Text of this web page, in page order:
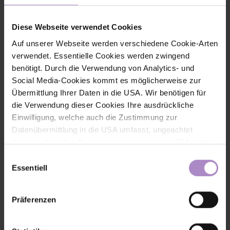
Diese Webseite verwendet Cookies
Auf unserer Webseite werden verschiedene Cookie-Arten
verwendet. Essentielle Cookies werden zwingend
benötigt. Durch die Verwendung von Analytics- und
Social Media-Cookies kommt es möglicherweise zur
Übermittlung Ihrer Daten in die USA. Wir benötigen für
die Verwendung dieser Cookies Ihre ausdrückliche
Einwilligung, welche auch die Zustimmung zur
Datenübermittlung in die USA umfasst, ungeachtet
dessen, dass das Datenschutzniveau in den USA nicht
für die Rechte und Freiheiten der betroffenen Personen
nach sich ziehen kann. Die Einwilligung erteilen Sie
dadurch, dass Sie die ausgewählten Cookies durch
Aktivierung des Buttons akzeptieren. Sie können Ihre
das runde co Symbol rechts unten auf der Webseite -
Essentiell
Präferenzen
Dr.-Ing. Steffen FINCK
Senior Lecturer, Leiter Kompetenzfeld Software
Engineering
W201
+43 5572 792 7122
steffen.finck@fhv.at